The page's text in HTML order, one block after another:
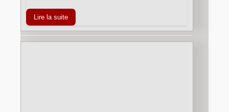
Lire la suite